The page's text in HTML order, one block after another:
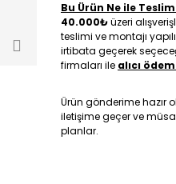
Bu Ürün Ne ile
40.000₺üzeri
teslimi ve montajı
irtibata geçerek
firmaları ile alıcı
Ürün gönderime hazır
iletişime geçer ve
planlar.